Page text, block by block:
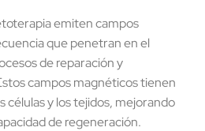
emiten campos
que penetran en el
de reparación y
campos magnéticos tienen
células y los tejidos, mejorando
de regeneración.